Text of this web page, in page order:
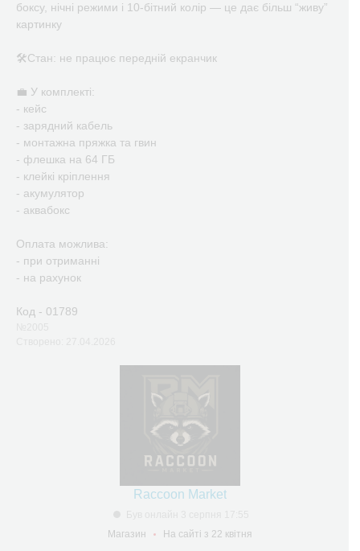
боксу, нічні режими і 10-бітний колір — це дає більш “живу”
картинку
🛠Стан: не працює передній екранчик
💼 У комплекті:
- кейс
- зарядний кабель
- монтажна пряжка та гвин
- флешка на 64 ГБ
- клейкі кріплення
- акумулятор
- аквабокс
Оплата можлива:
- при отриманні
- на рахунок
Код - 01789
Raccoon Market
Магазин
На сайті з 22 квітня